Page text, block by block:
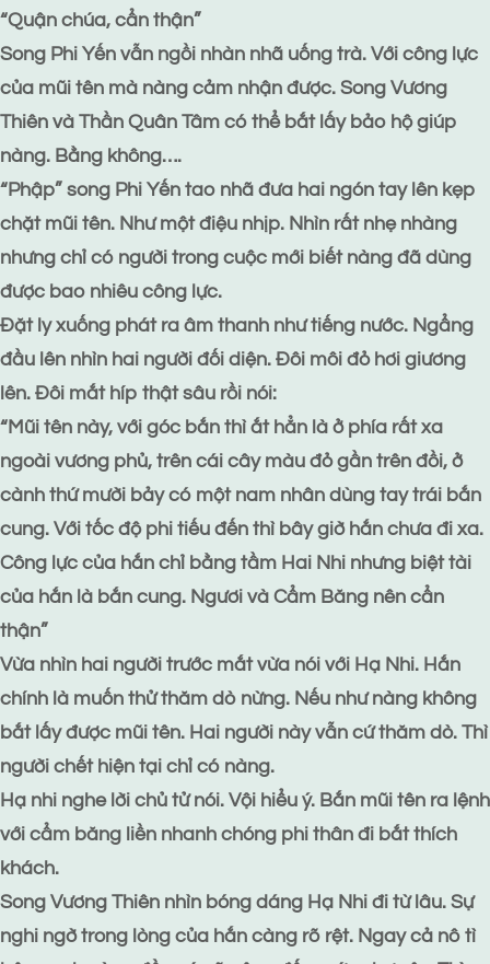
“Quận chúa, cẩn thận”
Song Phi Yến vẫn ngồi nhàn nhã uống trà. Với công lực
của mũi tên mà nàng cảm nhận được. Song Vương
Thiên và Thần Quân Tâm có thể bắt lấy bảo hộ giúp
nàng. Bằng không….
“Phập” song Phi Yến tao nhã đưa hai ngón tay lên kẹp
chặt mũi tên. Như một điệu nhịp. Nhìn rất nhẹ nhàng
nhưng chỉ có người trong cuộc mới biết nàng đã dùng
được bao nhiêu công lực.
Đặt ly xuống phát ra âm thanh như tiếng nước. Ngẩng
đầu lên nhìn hai người đối diện. Đôi môi đỏ hơi giương
lên. Đôi mắt híp thật sâu rồi nói:
“Mũi tên này, với góc bắn thì ắt hẳn là ở phía rất xa
ngoài vương phủ, trên cái cây màu đỏ gần trên đồi, ở
cành thứ mười bảy có một nam nhân dùng tay trái bắn
cung. Với tốc độ phi tiếu đến thì bây giờ hắn chưa đi xa.
Công lực của hắn chỉ bằng tầm Hai Nhi nhưng biệt tài
của hắn là bắn cung. Ngươi và Cẩm Băng nên cẩn
thận”
Vừa nhìn hai người trước mắt vừa nói với Hạ Nhi. Hắn
chính là muốn thử thăm dò nừng. Nếu như nàng không
bắt lấy được mũi tên. Hai người này vẫn cứ thăm dò. Thì
người chết hiện tại chỉ có nàng.
Hạ nhi nghe lời chủ tử nói. Vội hiểu ý. Bắn mũi tên ra lệnh
với cẩm băng liền nhanh chóng phi thân đi bắt thích
khách.
Song Vương Thiên nhìn bóng dáng Hạ Nhi đi từ lâu. Sự
nghi ngờ trong lòng của hắn càng rõ rệt. Ngay cả nô tì